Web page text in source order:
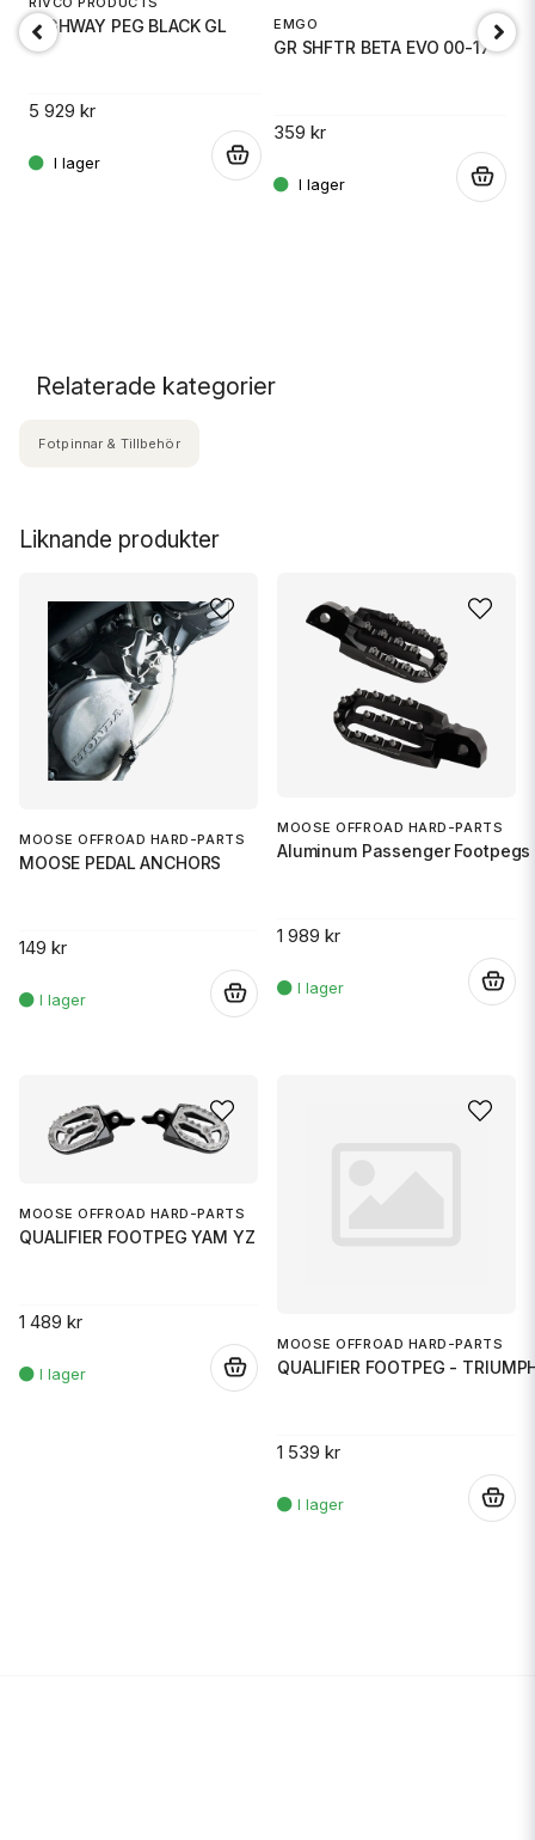
HIGHWAY PEG BLACK GL
5 929 kr
EMGO
GR SHFTR BETA EVO 00-17
359 kr
Liknande produkter
MOOSE OFFROAD HARD-PARTS
MOOSE PEDAL ANCHORS
149 kr
MOOSE OFFROAD HARD-PARTS
Aluminum Passenger
1 989 kr
MOOSE OFFROAD HARD-PARTS
QUALIFIER FOOTPEG YAM YZ
1 489 kr
MOOSE OFFROAD HARD-PARTS
QUALIFIER FOOTPEG -
1 539 kr
Relaterade kategorier
Fotpinnar & Tillbehör